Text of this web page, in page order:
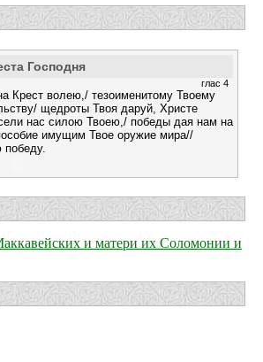
Господня
глас 4
Крест волею,/ тезоименитому Твоему
щедроты Твоя даруй, Христе
нас силою Твоею,/ победы дая нам на
имущим Твое оружие мира//
и матери их Соломонии и